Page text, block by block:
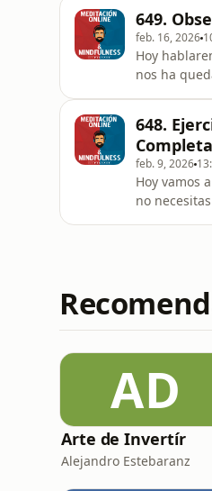
tensiones
649.
feb. 16, 2026
Hoy
nos ha
enganchas
648.
feb. 9, 2026
Hoy vamos
no
AD
Arte de Invertír
Alejandro Estebaranz